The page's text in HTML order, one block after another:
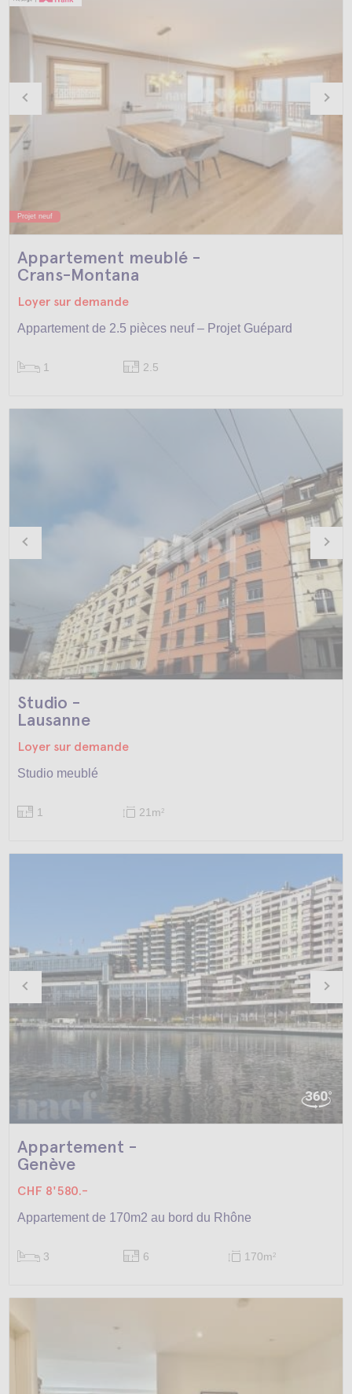
Projet neuf
Appartement meublé -
Crans-Montana
Loyer sur demande
Appartement de 2.5 pièces neuf – Projet Guépard
1 2.5
Studio -
Lausanne
Loyer sur demande
Studio meublé
1 21m 2
Appartement -
Genève
CHF 8'580.-
Appartement de 170m2 au bord du Rhône
3 6 170m2